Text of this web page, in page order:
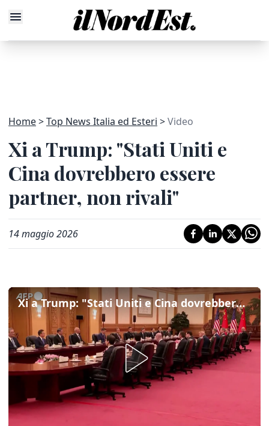
Home Top News Italia ed Esteri Video
Xi a Trump: "Stati Uniti e
Cina dovrebbero essere
partner, non rivali"
14 maggio 2026
Xi a Trump: "Stati Uniti e Cina dovrebbero essere partner, non rivali"